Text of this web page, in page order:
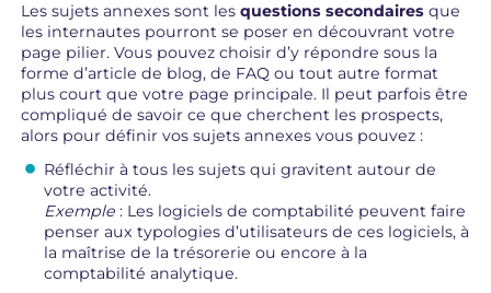
Les sujets annexes sont lesquestions secondaires que
les internautes pourront se poser en découvrant votre
page pilier. Vous pouvez choisir d’y répondre sous la
forme d’article de blog, de FAQ ou tout autre format
plus court que votre page principale. Il peut parfois être
compliqué de savoir ce que cherchent les prospects,
alors pour définir vos sujets annexes vous pouvez :
Réfléchir à tous les sujets qui gravitent autour de
votre activité.
Exemple: Les logiciels de comptabilité peuvent faire
penser aux typologies d’utilisateurs de ces logiciels, à
la maîtrise de la trésorerie ou encore à la
comptabilité analytique.